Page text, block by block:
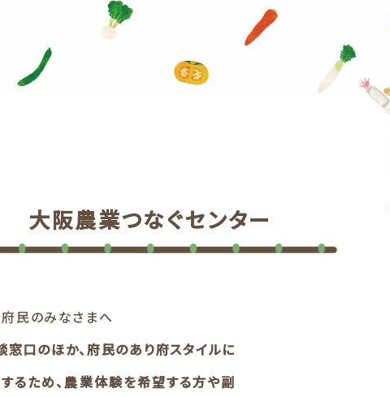
大阪農業つなぐセンター
府民のみなさまへ
口のほか、府民のあり府スタイルに
るため、農業体験を希望する方や副